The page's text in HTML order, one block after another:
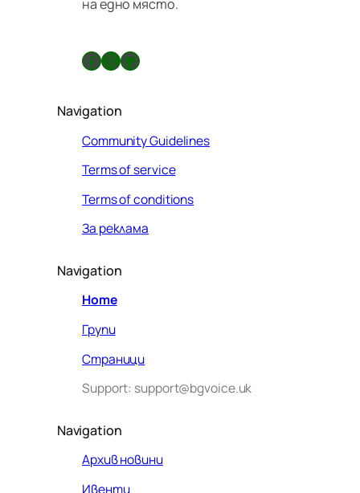
на едно място.
Facebook X GitHub
Navigation
Community Guidelines
Terms of service
Terms of conditions
За реклама
Navigation
Home
Групи
Страници
Support: support@bgvoice.uk
Navigation
Архив новини
Ивенти